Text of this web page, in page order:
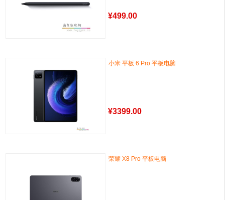
¥499.00
小米 平板 6 Pro 平板电脑
¥3399.00
荣耀 X8 Pro 平板电脑